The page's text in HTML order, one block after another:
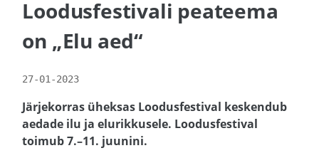
Loodusfestivali peateema
on „Elu aed“
27-01-2023
Järjekorras üheksas Loodusfestival keskendub
aedade ilu ja elurikkusele. Loodusfestival
toimub 7.–11. juunini.